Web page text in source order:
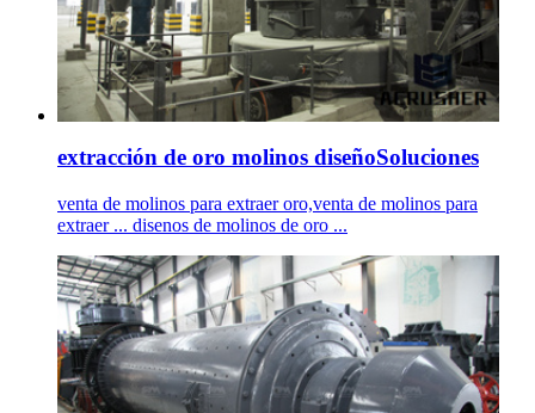
extracción de oro molinos diseñoSoluciones
venta de molinos para extraer oro,venta de molinos para
extraer ... disenos de molinos de oro ...